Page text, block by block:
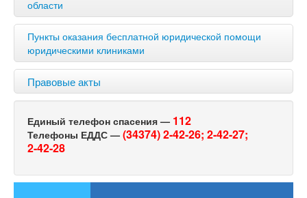
области
Пункты оказания бесплатной юридической помощи
юридическими клиниками
Правовые акты
Единый телефон спасения — 112
Телефоны ЕДДС — (34374) 2-42-26; 2-42-27;
2-42-28